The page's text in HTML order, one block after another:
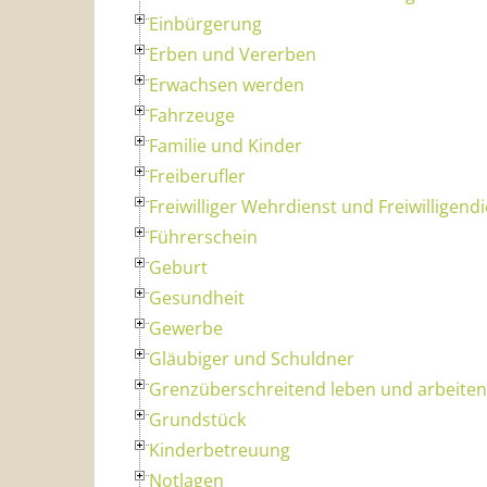
Einbürgerung
Erben und Vererben
Erwachsen werden
Fahrzeuge
Familie und Kinder
Freiberufler
Freiwilliger Wehrdienst und
Führerschein
Geburt
Gesundheit
Gewerbe
Gläubiger und Schuldner
Grenzüberschreitend leben und arbeiten
Grundstück
Kinderbetreuung
Notlagen